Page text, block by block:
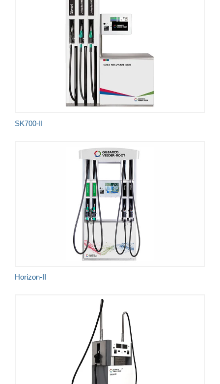
SK700-II
Безопасность
Разнообразие опций
Лидирующая в отрасли точность
Признанная надежность
Непревзойденные ощущения от использования
Horizon-II
Самая высокая степень безопасности в классе
Подлинное разнообразие
Самая высокая точность отпуска
Самые положительные отзывы
Качественная сборка и надежная конструкция
Полная адаптированность к разной скорости
отпуска и конфигурации шлангов
Совместимость с биотопливом и этанолом